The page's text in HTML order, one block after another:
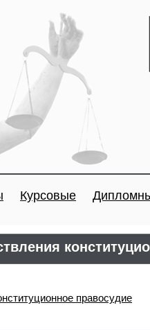
Курсовые
правосудие